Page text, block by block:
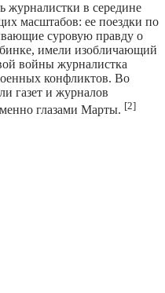
журналистки в середине
масштабов: ее поездки по
суровую правду о
имели изобличающий
войны журналистка
конфликтов. Во
газет и журналов
глазами Марты. [2]